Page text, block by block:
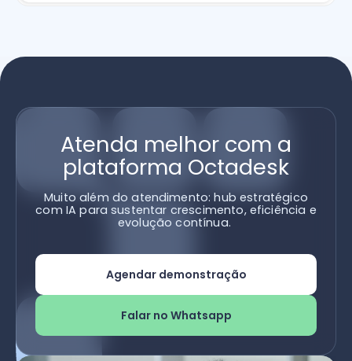
Atenda melhor com a
plataforma Octadesk
Muito além do atendimento: hub estratégico
com IA para sustentar crescimento, eficiência e
evolução contínua.
Agendar demonstração
Falar no Whatsapp